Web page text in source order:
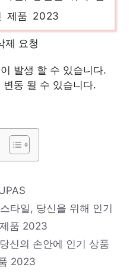
제품 2023
디션 놓칠 수 없는 이
추천 제품 2023
한 아이템! 인기 상품
2023
품 2023
제 요청
발생 할 수 있습니다.
동 될 수 있습니다.
타일, 당신을 위해 인기
품 2023
신의 손안에 인기 상품
2023